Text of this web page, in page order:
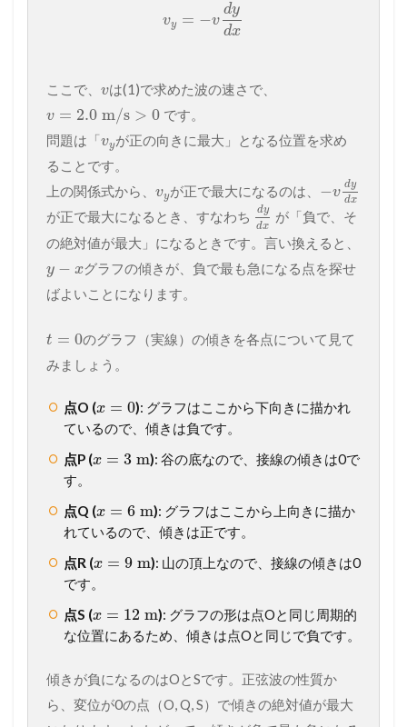
vy = −v
dy
dx
ここで、 vは(1)で求めた波の速さで、
v = 2.0 m/s > 0 です。
問題は「vyが正の向きに最大」となる位置を求め
ることです。
上の関係式から、 vyが正で最大になるのは、 −v
dy
dx
が正で最大になるとき、すなわち dy
dx
が「負で、そ
の絶対値が最大」になるときです。言い換えると、
y − xグラフの傾きが、負で最も急になる点を探せ
ばよいことになります。
t = 0のグラフ（実線）の傾きを各点について見て
みましょう。
点O (x = 0): グラフはここから下向きに描かれ
ているので、傾きは負です。
点P (x = 3m): 谷の底なので、接線の傾きは0で
す。
点Q (x = 6m): グラフはここから上向きに描か
れているので、傾きは正です。
点R (x = 9m): 山の頂上なので、接線の傾きは0
です。
点S (x = 12 m): グラフの形は点Oと同じ周期的
な位置にあるため、傾きは点Oと同じで負です。
傾きが負になるのはOとSです。正弦波の性質か
ら、変位が0の点（O, Q, S）で傾きの絶対値が最大